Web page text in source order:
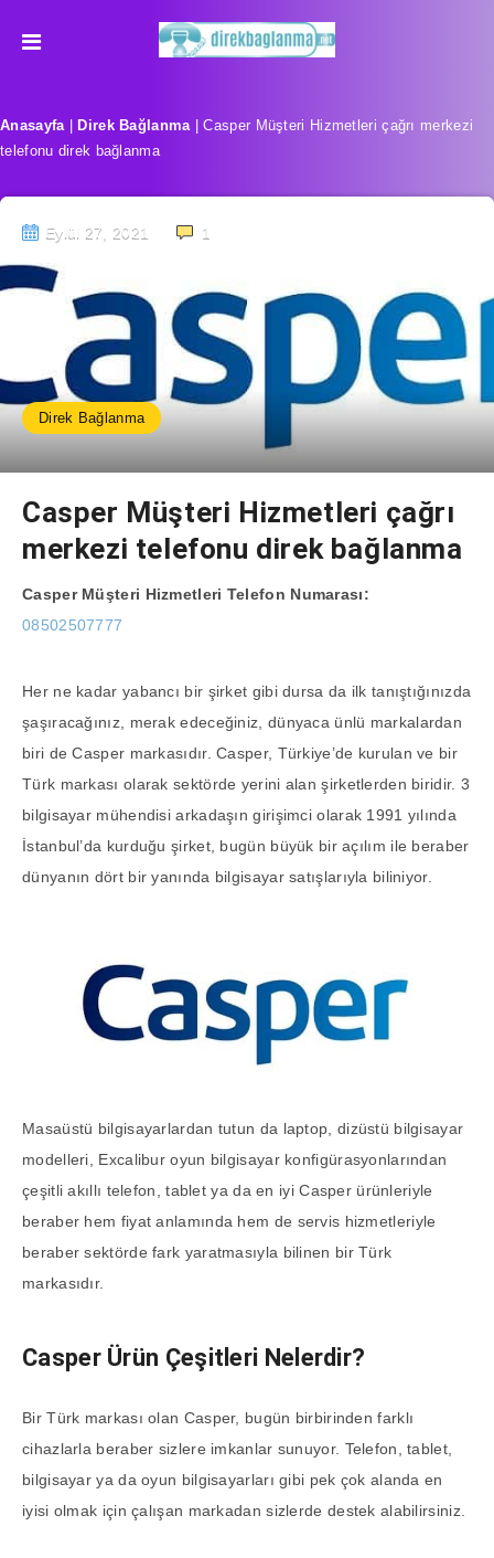
Anasayfa| Direk Bağlanma|Casper Müşteri Hizmetleri çağrı merkezi
telefonu direk bağlanma
Eylül 27, 2021 1
Direk Bağlanma
Casper Müşteri Hizmetleri çağrı
merkezi telefonu direk bağlanma
Casper Müşteri Hizmetleri Telefon Numarası:
08502507777
Her ne kadar yabancı bir şirket gibi dursa da ilk tanıştığınızda
şaşıracağınız, merak edeceğiniz, dünyaca ünlü markalardan
biri de Casper markasıdır. Casper, Türkiye’de kurulan ve bir
Türk markası olarak sektörde yerini alan şirketlerden biridir. 3
bilgisayar mühendisi arkadaşın girişimci olarak 1991 yılında
İstanbul’da kurduğu şirket, bugün büyük bir açılım ile beraber
dünyanın dört bir yanında bilgisayar satışlarıyla biliniyor.
Masaüstü bilgisayarlardan tutun da laptop, dizüstü bilgisayar
modelleri, Excalibur oyun bilgisayar konfigürasyonlarından
çeşitli akıllı telefon, tablet ya da en iyi Casper ürünleriyle
beraber hem fiyat anlamında hem de servis hizmetleriyle
beraber sektörde fark yaratmasıyla bilinen bir Türk
markasıdır.
Casper Ürün Çeşitleri Nelerdir?
Bir Türk markası olan Casper, bugün birbirinden farklı
cihazlarla beraber sizlere imkanlar sunuyor. Telefon, tablet,
bilgisayar ya da oyun bilgisayarları gibi pek çok alanda en
iyisi olmak için çalışan markadan sizlerde destek alabilirsiniz.